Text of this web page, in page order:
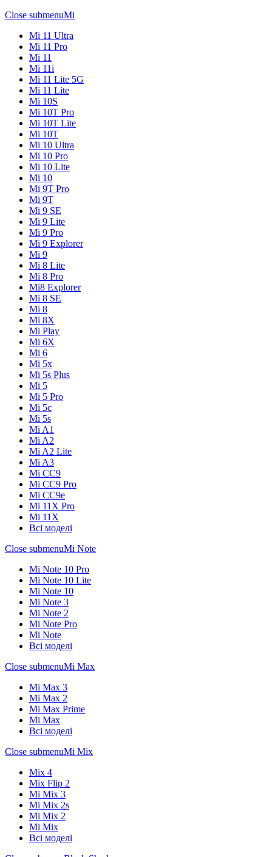
Close submenuMi
Mi 11 Ultra
Mi 11 Pro
Mi 11
Mi 11i
Mi 11 Lite 5G
Mi 11 Lite
Mi 10S
Mi 10T Pro
Mi 10T Lite
Mi 10T
Mi 10 Ultra
Mi 10 Pro
Mi 10 Lite
Mi 10
Mi 9T Pro
Mi 9T
Mi 9 SE
Mi 9 Lite
Mi 9 Pro
Mi 9 Explorer
Mi 9
Mi 8 Lite
Mi 8 Pro
Mi8 Explorer
Mi 8 SE
Mi 8
Mi 8X
Mi Play
Mi 6X
Mi 6
Mi 5x
Mi 5s Plus
Mi 5
Mi 5 Pro
Mi 5c
Mi 5s
Mi A1
Mi A2
Mi A2 Lite
Mi A3
Mi CC9
Mi CC9 Pro
Mi CC9e
Mi 11X Pro
Mi 11X
Всі моделі
Close submenuMi Note
Mi Note 10 Pro
Mi Note 10 Lite
Mi Note 10
Mi Note 3
Mi Note 2
Mi Note Pro
Mi Note
Всі моделі
Close submenuMi Max
Mi Max 3
Mi Max 2
Mi Max Prime
Mi Max
Всі моделі
Close submenuMi Mix
Mix 4
Mix Flip 2
Mi Mix 3
Mi Mix 2s
Mi Mix 2
Mi Mix
Всі моделі